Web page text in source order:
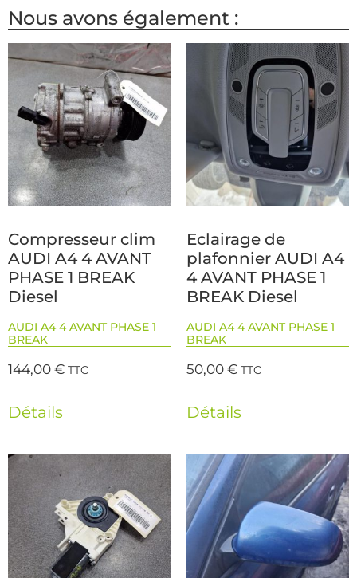
Nous avons également :
Compresseur clim
AUDI A4 4 AVANT
PHASE 1 BREAK
Diesel
AUDI A4 4 AVANT PHASE 1
BREAK
144,00€ TTC
Détails
Eclairage de
plafonnier AUDI A4
4 AVANT PHASE 1
BREAK Diesel
AUDI A4 4 AVANT PHASE 1
BREAK
50,00€ TTC
Détails